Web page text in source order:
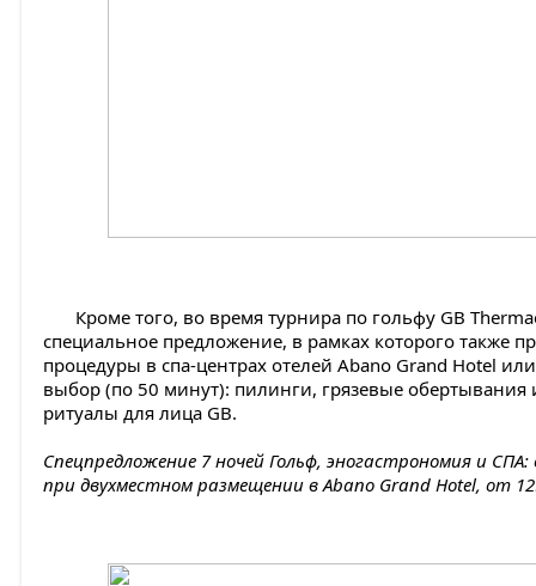
Кроме того, во время турнира по гольфу GB
специальное предложение, в рамках которого также
процедуры в спа-центрах отелей Abano Grand Hotel
выбор (по 50 минут): пилинги, грязевые
ритуалы для лица GB.
Спецпредложение 7 ночей Гольф, эногастрономия и
при двухместном размещении в Abano Grand Hotel, от